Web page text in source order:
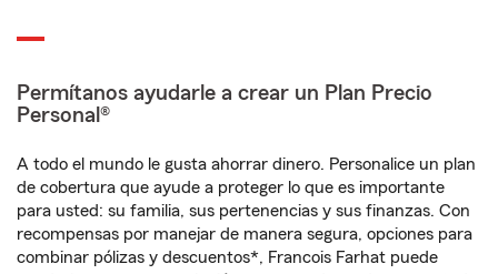
Permítanos ayudarle a crear un Plan Precio
Personal®
A todo el mundo le gusta ahorrar dinero. Personalice un plan
de cobertura que ayude a proteger lo que es importante
para usted: su familia, sus pertenencias y sus finanzas. Con
recompensas por manejar de manera segura, opciones para
combinar pólizas y descuentos*, Francois Farhat puede